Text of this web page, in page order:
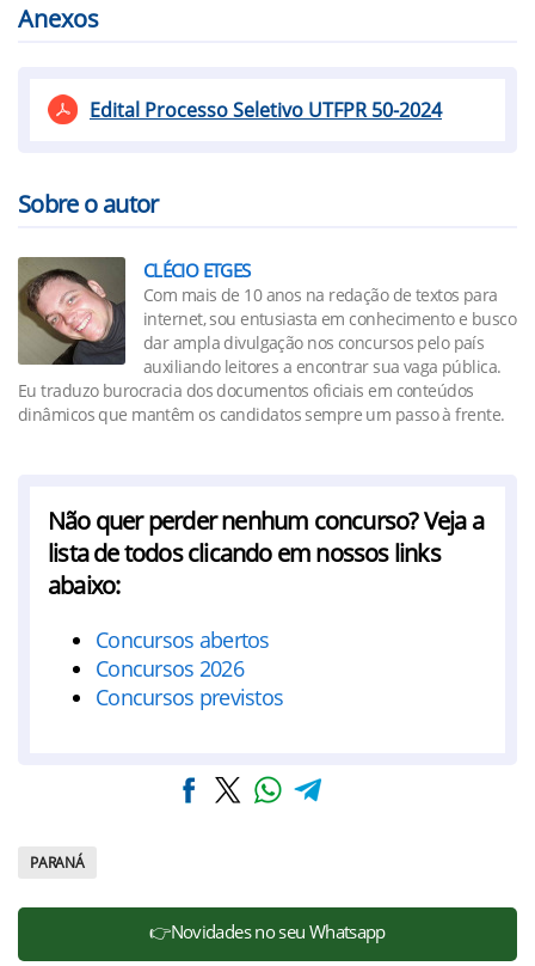
Anexos
Edital Processo Seletivo UTFPR 50-2024
Sobre o autor
CLÉCIO ETGES
Com mais de 10 anos na redação de textos para
internet, sou entusiasta em conhecimento e busco
dar ampla divulgação nos concursos pelo país
auxiliando leitores a encontrar sua vaga pública.
Eu traduzo burocracia dos documentos oficiais em conteúdos
dinâmicos que mantêm os candidatos sempre um passo à frente.
Não quer perder nenhum concurso? Veja a
lista de todos clicando em nossos links
abaixo:
Concursos abertos
Concursos 2026
Concursos previstos
PARANÁ
👉Novidades no seu Whatsapp